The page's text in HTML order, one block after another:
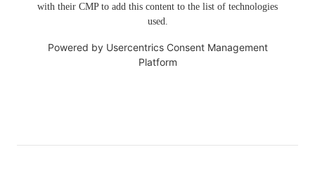
with their CMP to add this content to the list of technologies
used.
Powered by Usercentrics Consent Management
Platform